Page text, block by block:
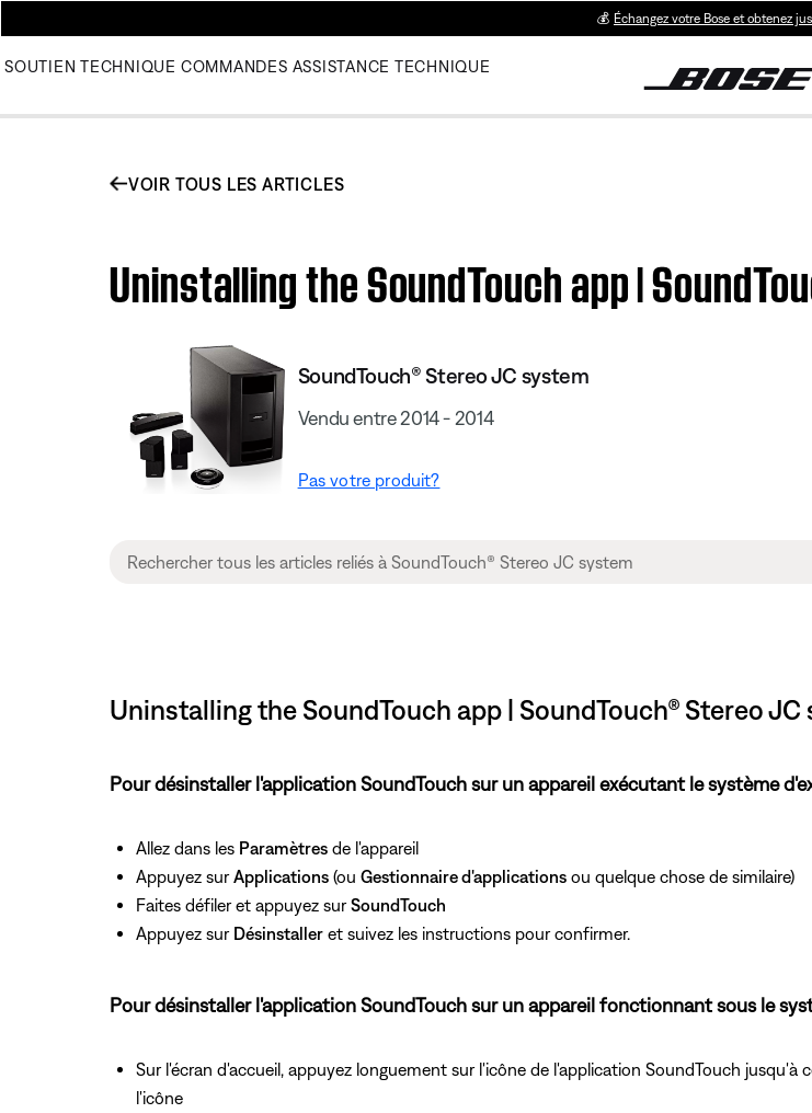
💰 Échangez votre Bose et obtenez
SOUTIEN TECHNIQUE COMMANDES ASSISTANCE TECHNIQUE
VOIR TOUS LES ARTICLES
Uninstalling the SoundTouch app |
SoundTouch® Stereo JC system
Vendu entre 2014 - 2014
Pas votre produit?
Uninstalling the SoundTouch app | SoundTouch® Stereo JC
Pour désinstaller l'application SoundTouch sur un appareil exécutant le système
Allez dans les Paramètres de l'appareil
Appuyez sur Applications (ou Gestionnaire d'applications ou quelque chose de similaire)
Faites défiler et appuyez surSoundTouch
Appuyez sur Désinstaller et suivez les instructions pour confirmer.
Pour désinstaller l'application SoundTouch sur un appareil fonctionnant sous le
Sur l'écran d'accueil, appuyez longuement sur l'icône de l'application SoundTouch
l'icône